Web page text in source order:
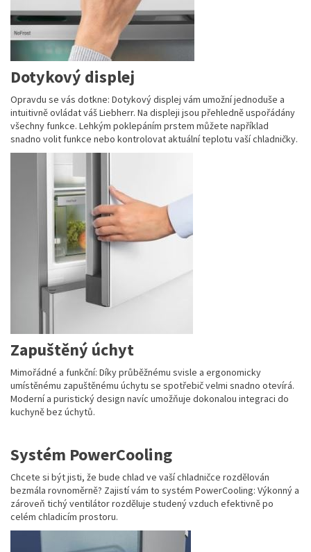
Dotykový displej
Opravdu se vás dotkne: Dotykový displej vám umožní jednoduše a
intuitivně ovládat váš Liebherr. Na displeji jsou přehledně uspořádány
všechny funkce. Lehkým poklepáním prstem můžete například
snadno volit funkce nebo kontrolovat aktuální teplotu vaší chladničky.
Zapuštěný úchyt
Mimořádné a funkční: Díky průběžnému svisle a ergonomicky
umístěnému zapuštěnému úchytu se spotřebič velmi snadno otevírá.
Moderní a puristický design navíc umožňuje dokonalou integraci do
kuchyně bez úchytů.
Systém PowerCooling
Chcete si být jisti, že bude chlad ve vaší chladničce rozdělován
bezmála rovnoměrně? Zajistí vám to systém PowerCooling: Výkonný a
zároveň tichý ventilátor rozděluje studený vzduch efektivně po
celém chladicím prostoru.